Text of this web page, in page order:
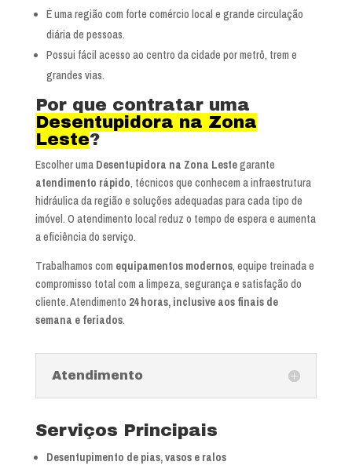
É uma região com forte comércio local e grande circulação
diária de pessoas.
Possui fácil acesso ao centro da cidade por metrô, trem e
grandes vias.
Por que contratar uma
Desentupidora na Zona
Leste?
Escolher uma Desentupidora na Zona Lestegarante
atendimento rápido, técnicos que conhecem a infraestrutura
hidráulica da região e soluções adequadas para cada tipo de
imóvel. O atendimento local reduz o tempo de espera e aumenta
a eficiência do serviço.
Trabalhamos com equipamentos modernos, equipe treinada e
compromisso total com a limpeza, segurança e satisfação do
cliente. Atendimento 24 horas, inclusive aos finais de
semana e feriados.
Atendimento
Serviços Principais
Desentupimento de pias, vasos e ralos